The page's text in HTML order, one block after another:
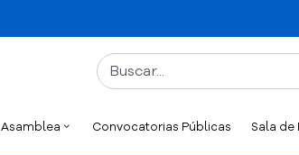
Asamblea Convocatorias Públicas Sala de